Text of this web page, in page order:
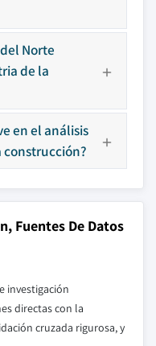
Norte
de la
en el análisis
construcción?
Fuentes De Datos
investigación
directas con la
cruzada rigurosa, y